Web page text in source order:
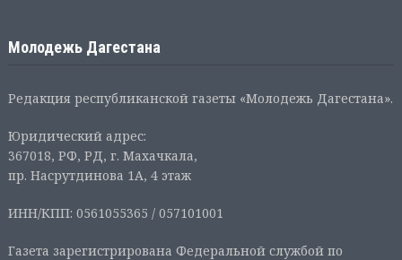
Молодежь Дагестана
Редакция республиканской газеты «Молодежь Дагестана».
Юридический адрес:
367018, РФ, РД, г. Махачкала,
пр. Насрутдинова 1А, 4 этаж
ИНН/КПП: 0561055365 / 057101001
Газета зарегистрирована Федеральной службой по